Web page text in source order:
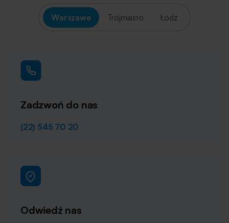
Warszawa Trójmiasto Łódź
Zadzwoń do nas
(22) 545 70 20
Odwiedź nas